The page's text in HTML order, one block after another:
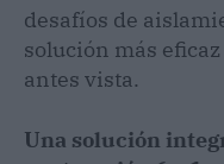
desafíos de
solución más
antes vista.
Una solución